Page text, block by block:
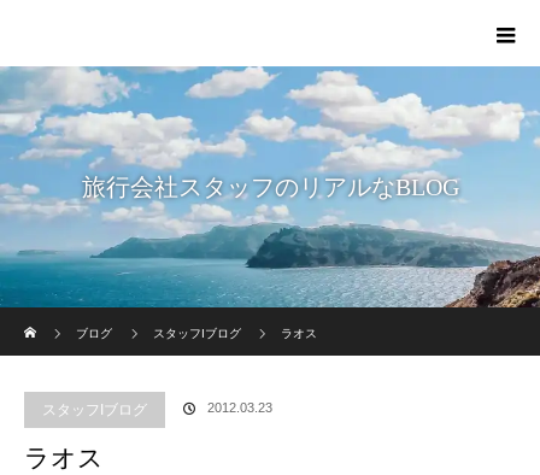
旅行会社スタッフのリアルなBLOG
ブログ
スタッフIブログ ラオス
スタッフIブログ 2012.03.23
ラオス